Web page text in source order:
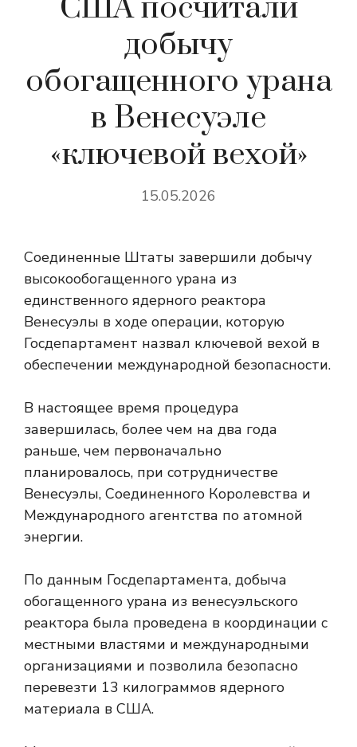
США посчитали
добычу
обогащенного урана
в Венесуэле
«ключевой вехой»
15.05.2026
Соединенные Штаты завершили добычу
высокообогащенного урана из
единственного ядерного реактора
Венесуэлы в ходе операции, которую
Госдепартамент назвал ключевой вехой в
обеспечении международной безопасности.
В настоящее время процедура
завершилась, более чем на два года
раньше, чем первоначально
планировалось, при сотрудничестве
Венесуэлы, Соединенного Королевства и
Международного агентства по атомной
энергии.
По данным Госдепартамента, добыча
обогащенного урана из венесуэльского
реактора была проведена в координации с
местными властями и международными
организациями и позволила безопасно
перевезти 13 килограммов ядерного
материала в США.